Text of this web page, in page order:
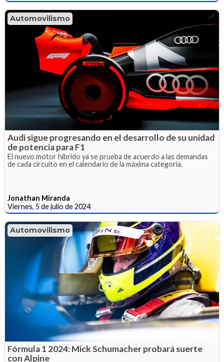
Automovilismo
Audi sigue progresando en el desarrollo de su unidad
de potencia para F1
El nuevo motor híbrido ya se prueba de acuerdo a las demandas
de cada circuito en el calendario de la máxima categoría.
Jonathan Miranda
Viernes, 5 de julio de 2024
Automovilismo
Fórmula 1 2024: Mick Schumacher probará suerte
con Alpine